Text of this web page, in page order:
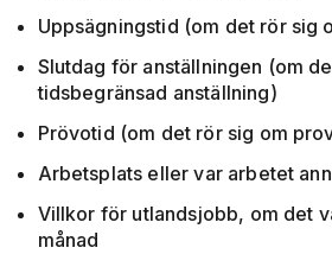
Uppsägningstid (om det rör sig
Slutdag för anställningen (om
tidsbegränsad anställning)
Prövotid (om det rör sig om
Arbetsplats eller var arbetet
Villkor för utlandsjobb, om det
månad